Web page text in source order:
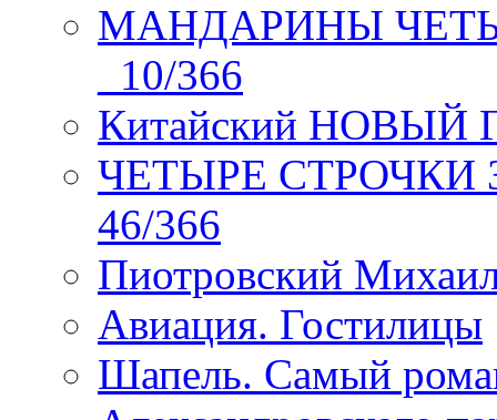
МАНДАРИНЫ
_10/366
Китайский НОВЫЙ
ЧЕТЫРЕ СТРОЧКИ
46/366
Пиотровский
Авиация. Гостилицы
Шапель. Самый